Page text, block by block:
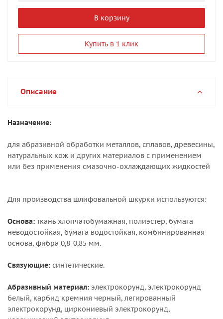
В корзину
Купить в 1 клик
Описание
Назначение:
для абразивной обработки металлов, сплавов, древесины,
натуральных кож и других материалов с применением
или без применения смазочно-охлаждающих жидкостей
Для производства шлифовальной шкурки используются:
Основа: ткань хлопчатобумажная, полиэстер, бумага
неводостойкая, бумага водостойкая, комбинированная
основа, фибра 0,8-0,85 мм.
Связующие: синтетические.
Абразивный материал: электрокорунд, электрокорунд
белый, карбид кремния черный, легированный
электрокорунд, циркониевый электрокорунд,